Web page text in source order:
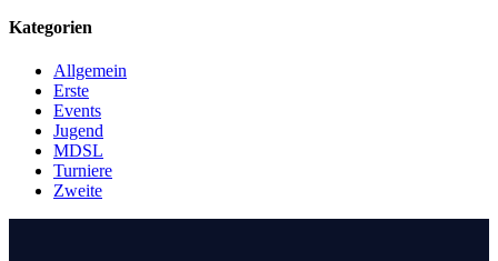
Kategorien
Allgemein
Erste
Events
Jugend
MDSL
Turniere
Zweite